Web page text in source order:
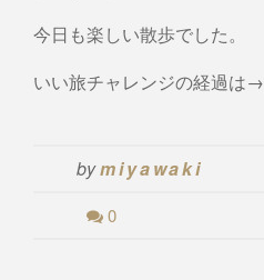
今日も楽しい散歩でした。
いい旅チャレンジの経過は→
bymiyawaki
0